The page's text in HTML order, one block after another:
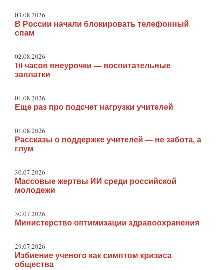
03.08.2026
В России начали блокировать телефонный
спам
02.08.2026
10 часов внеурочки — воспитательные
заплатки
01.08.2026
Еще раз про подсчет нагрузки учителей
01.08.2026
Рассказы о поддержке учителей — не забота, а
глум
30.07.2026
Массовые жертвы ИИ среди российской
молодежи
30.07.2026
Министерство оптимизации здравоохранения
29.07.2026
Избиение ученого как симптом кризиса
общества